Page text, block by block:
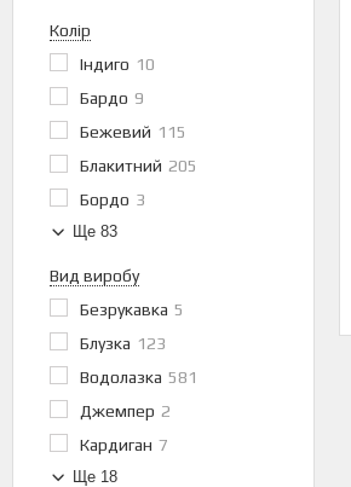
Колір
Індиго 10
Бардо 9
Бежевий 115
Блакитний 205
Бордо 3
Ще 83
Вид виробу
Безрукавка 5
Блузка 123
Водолазка 581
Джемпер 2
Кардиган 7
Ще 18